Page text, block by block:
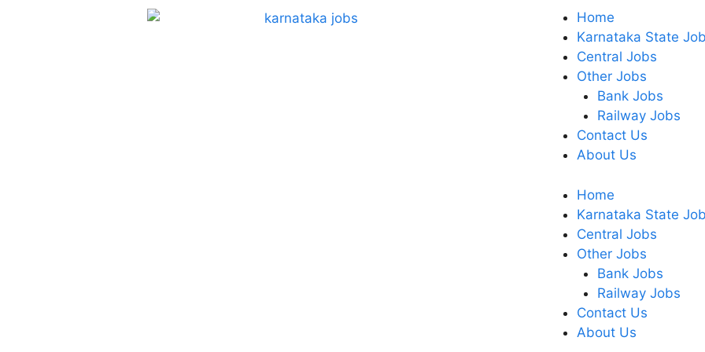
Home
Karnataka State
Central Jobs
Other Jobs
Bank Jobs
Railway Jobs
Contact Us
About Us
Home
Karnataka State
Central Jobs
Other Jobs
Bank Jobs
Railway Jobs
Contact Us
About Us